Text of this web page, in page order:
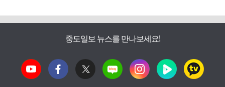
중도일보 뉴스를 만나보세요!